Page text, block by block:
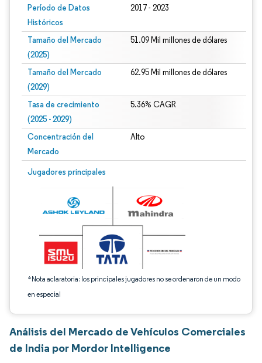
Período de Datos
Históricos
2017 - 2023
Tamaño del Mercado
(2025)
51.09 Mil millones de dólares
Tamaño del Mercado
(2029)
62.95 Mil millones de dólares
Tasa de crecimiento
(2025 - 2029)
5.36% CAGR
Concentración del
Mercado
Alto
Jugadores principales
*Nota aclaratoria: los principales jugadores no se ordenaron de un modo
en especial
Imagen © Mordor Intelligence. El uso requiere atribución según CC BY 4.0.
Análisis del Mercado de Vehículos Comerciales
de India por Mordor Intelligence